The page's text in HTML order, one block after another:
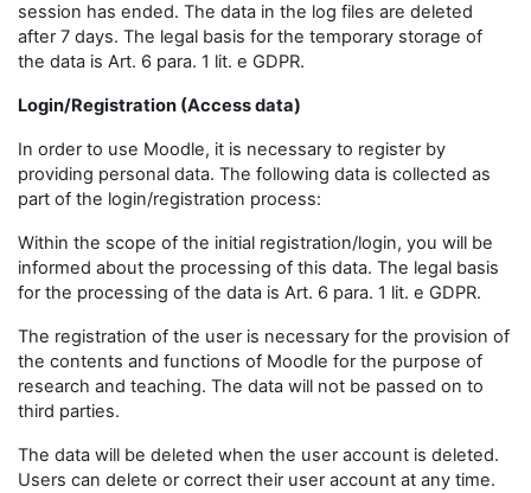
session has ended. The data in the log files are deleted
after 7 days. The legal basis for the temporary storage of
the data is Art. 6 para. 1 lit. e GDPR.
Login/Registration (Access data)
In order to use Moodle, it is necessary to register by
providing personal data. The following data is collected as
part of the login/registration process:
Within the scope of the initial registration/login, you will be
informed about the processing of this data. The legal basis
for the processing of the data is Art. 6 para. 1 lit. e GDPR.
The registration of the user is necessary for the provision of
the contents and functions of Moodle for the purpose of
research and teaching. The data will not be passed on to
third parties.
The data will be deleted when the user account is deleted.
Users can delete or correct their user account at any time.